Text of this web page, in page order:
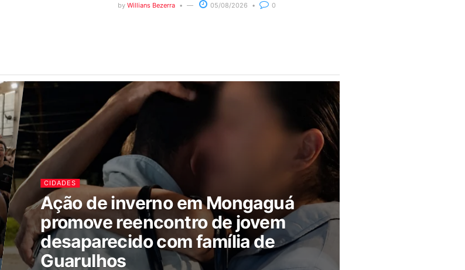
by Willians Bezerra 05/08/2026 0
CIDADES
Ação de inverno em Mongaguá
promove reencontro de jovem
desaparecido com família de
Guarulhos